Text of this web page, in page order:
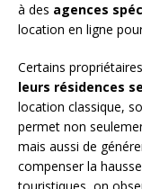
à des agences
location en ligne
Certains
leurs résidences
location classique,
permet non
mais aussi de
compenser la